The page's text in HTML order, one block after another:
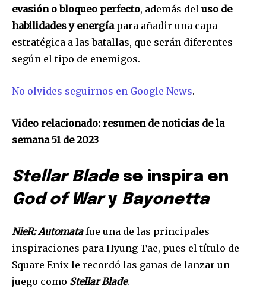
evasión o bloqueo perfecto, además del uso de
habilidades y energíapara añadir una capa
estratégica a las batallas, que serán diferentes
según el tipo de enemigos.
No olvides seguirnos en Google News.
Video relacionado: resumen de noticias de la
semana 51 de 2023
Stellar Bladese inspira en
God of Wary Bayonetta
NieR: Automatafue una de las principales
inspiraciones para Hyung Tae, pues el título de
Square Enix le recordó las ganas de lanzar un
juego como Stellar Blade.